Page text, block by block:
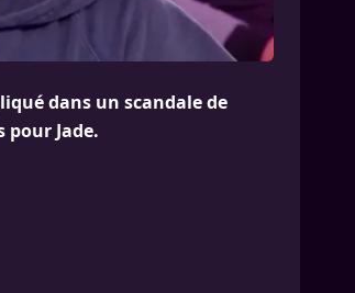
dans un scandale de
Jade.